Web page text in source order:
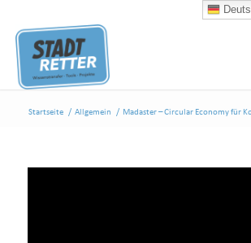
Startseite / Allgemein / Madaster – Circular Economy für